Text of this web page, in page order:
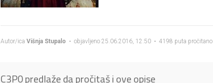
Autor/icaVišnja Stupalo • objavljeno 25.06.2016, 12:50 • 4198 puta pročitano
C3P0 predlaže da pročitaš i ove opise